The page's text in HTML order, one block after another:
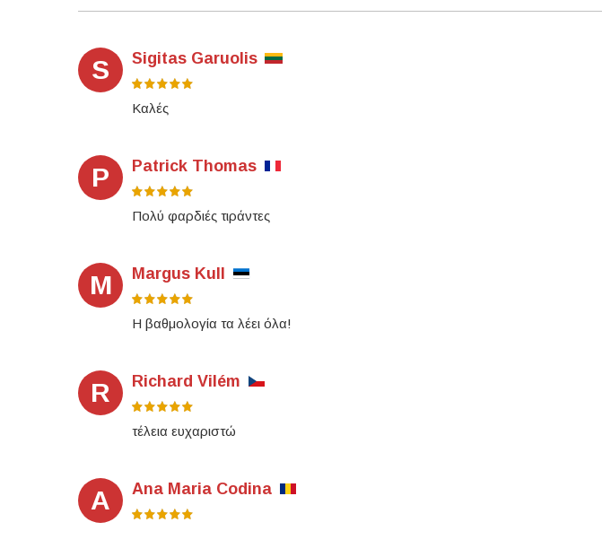
S Sigitas Garuolis
Καλές
P Patrick Thomas
Πολύ φαρδιές τιράντες
M Margus Kull
Η βαθμολογία τα λέει όλα!
R Richard Vilém
τέλεια ευχαριστώ
A Ana Maria Codina